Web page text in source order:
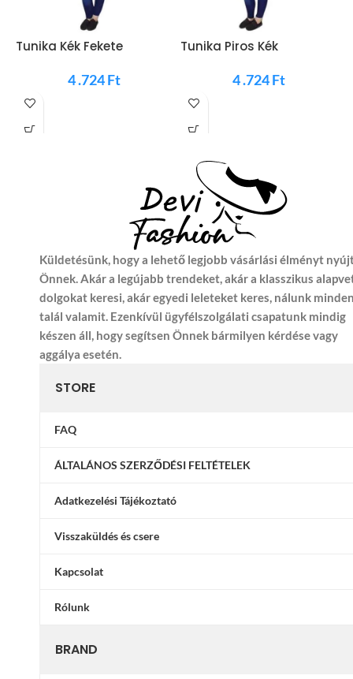
Tunika Kék Fekete
4 .724Ft
Tunika Piros Kék
4 .724Ft
Küldetésünk, hogy a lehető legjobb vásárlási élményt
Önnek. Akár a legújabb trendeket, akár a klasszikus
dolgokat keresi, akár egyedi leleteket keres, nálunk
talál valamit. Ezenkívül ügyfélszolgálati csapatunk mindig
készen áll, hogy segítsen Önnek bármilyen kérdése vagy
aggálya esetén.
STORE
FAQ
ÁLTALÁNOS SZERZŐDÉSI FELTÉTELEK
Adatkezelési Tájékoztató
Visszaküldés és csere
Kapcsolat
Rólunk
BRAND